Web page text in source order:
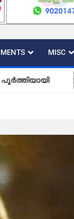
MISC